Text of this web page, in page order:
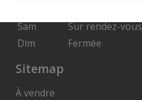
Sam
Sur rendez-vous
Dim
Fermée
Sitemap
À vendre